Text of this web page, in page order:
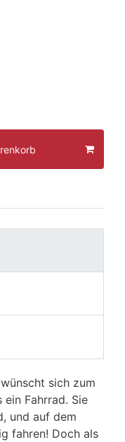
sich zum
Fahrrad. Sie
und auf dem
fahren! Doch als